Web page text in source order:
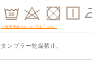
>>新洗濯表示についてはこちら。
タンブラー乾燥禁止。